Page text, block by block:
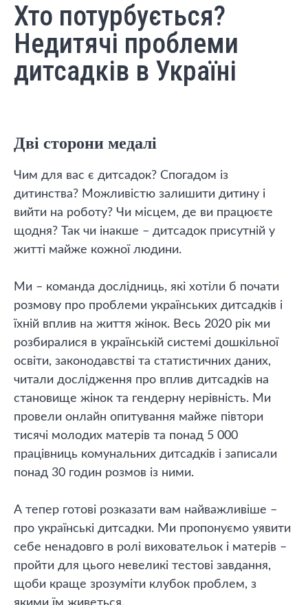
Хто потурбується?
Недитячі проблеми
дитсадків в Україні
Дві сторони медалі
Чим для вас є дитсадок? Спогадом із
дитинства? Можливістю залишити дитину і
вийти на роботу? Чи місцем, де ви працюєте
щодня? Так чи інакше – дитсадок присутній у
житті майже кожної людини.
Ми – команда дослідниць, які хотіли б почати
розмову про проблеми українських дитсадків і
їхній вплив на життя жінок. Весь 2020 рік ми
розбиралися в українській системі дошкільної
освіти, законодавстві та статистичних даних,
читали дослідження про вплив дитсадків на
становище жінок та гендерну нерівність. Ми
провели онлайн опитування майже півтори
тисячі молодих матерів та понад 5 000
працівниць комунальних дитсадків і записали
понад 30 годин розмов із ними.
А тепер готові розказати вам найважливіше –
про українські дитсадки. Ми пропонуємо уявити
себе ненадовго в ролі виховательок і матерів –
пройти для цього невеликі тестові завдання,
щоби краще зрозуміти клубок проблем, з